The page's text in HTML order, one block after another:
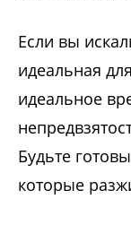
Если вы
идеальная
идеальное
Будьте
которые